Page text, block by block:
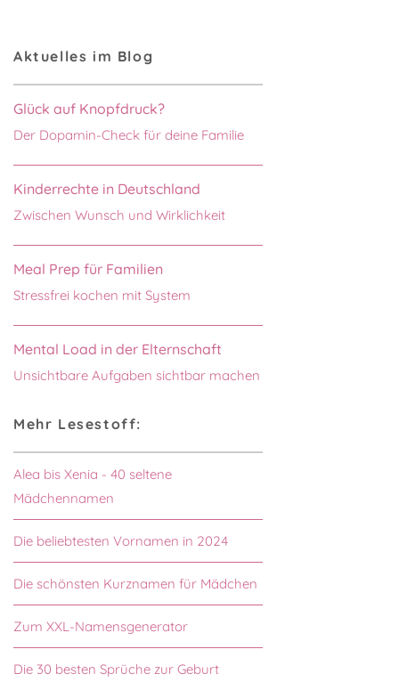
Aktuelles im Blog
Glück auf Knopfdruck?
Der Dopamin-Check für deine Familie
Kinderrechte in Deutschland
Zwischen Wunsch und Wirklichkeit
Meal Prep für Familien
Stressfrei kochen mit System
Mental Load in der Elternschaft
Unsichtbare Aufgaben sichtbar machen
Mehr Lesestoff:
Alea bis Xenia - 40 seltene
Mädchennamen
Die beliebtesten Vornamen in 2024
Die schönsten Kurznamen für Mädchen
Zum XXL-Namensgenerator
Die 30 besten Sprüche zur Geburt